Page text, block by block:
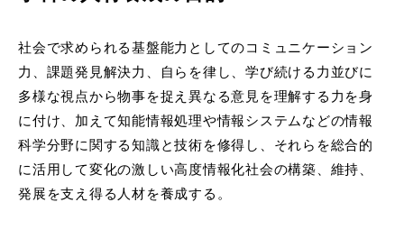
社会で求められる基盤能力としてのコミュニケーション
力、課題発見解決力、自らを律し、学び続ける力並びに
多様な視点から物事を捉え異なる意見を理解する力を身
に付け、加えて知能情報処理や情報システムなどの情報
科学分野に関する知識と技術を修得し、それらを総合的
に活用して変化の激しい高度情報化社会の構築、維持、
発展を支え得る人材を養成する。